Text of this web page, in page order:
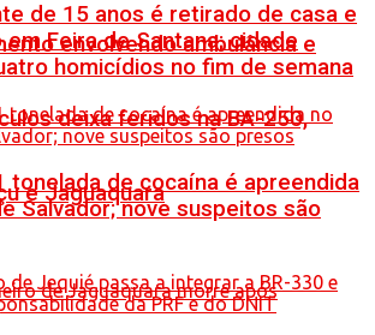
envolvendo ambulância e
deixa feridos na BA-250,
e Jaguaquara
de 15 anos é retirado de casa e
Feira de Santana; cidade
homicídios no fim de semana
tonelada de cocaína é apreendida
Salvador; nove suspeitos são